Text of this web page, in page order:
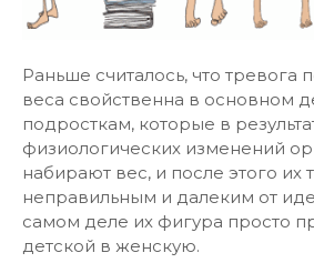
Раньше считалось, что тревога
веса свойственна в основном
подросткам, которые в
физиологических изменений
набирают вес, и после этого их
неправильным и далеким от
самом деле их фигура просто
детской в женскую.